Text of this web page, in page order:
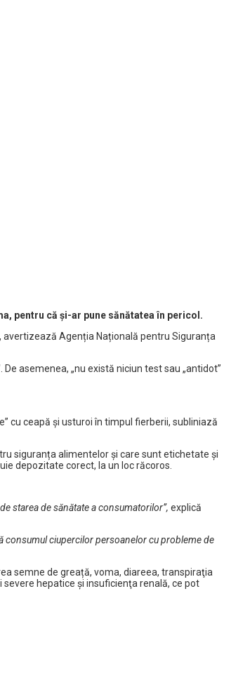
pentru că şi-ar pune sănătatea în pericol.
avertizează Agenția Națională pentru Siguranța
asemenea, „nu există niciun test sau „antidot”
cu ceapă şi usturoi în timpul fierberii, subliniază
siguranța alimentelor și care sunt etichetate și
depozitate corect, la un loc răcoros.
starea de sănătate a consumatorilor”, explică
consumul ciupercilor persoanelor cu probleme de
semne de greață, voma, diareea, transpiraţia
hepatice şi insuficienţa renală, ce pot